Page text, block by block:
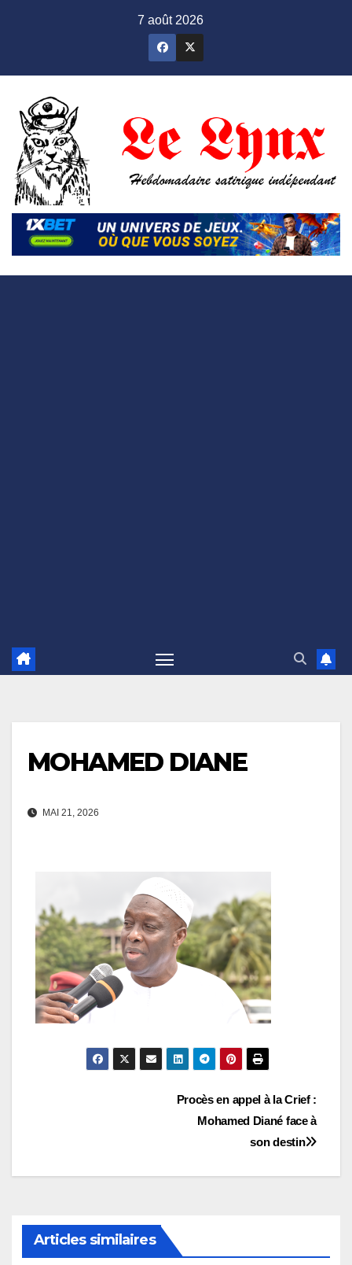
7 août 2026
MOHAMED DIANE
MAI 21, 2026
l’article
Procès en appel à la Crief :
Mohamed Diané face à
son destin
Articles similaires